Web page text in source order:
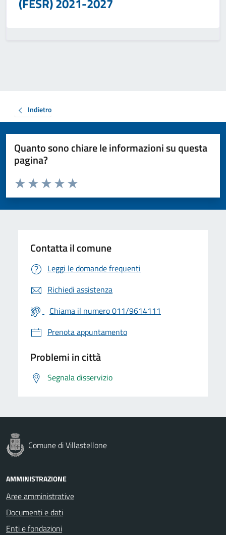
Indietro
Quanto sono chiare le informazioni su questa
pagina?
Valuta da 1 a 5 stelle la pagina
Valuta 5 stelle su 5
Valuta 4 stelle su 5
Valuta 3 stelle su 5
Valuta 2 stelle su 5
Valuta 1 stelle su 5
Contatta il comune
Leggi le domande frequenti
Richiedi assistenza
Chiama il numero 011/9614111
Prenota appuntamento
Problemi in città
Segnala disservizio
Comune di Villastellone
AMMINISTRAZIONE
Aree amministrative
Documenti e dati
Enti e fondazioni